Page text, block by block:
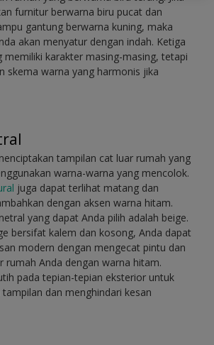
furnitur berwarna biru pucat dan
gantung berwarna kuning, maka
akan menyatur dengan indah. Ketiga
memiliki karakter masing-masing, tetapi
skema warna yang harmonis jika
tampilan cat luar rumah yang
warna-warna yang mencolok.
juga dapat terlihat matang dan
dengan aksen warna hitam.
yang dapat Anda pilih adalah beige.
bersifat kalem dan kosong, Anda dapat
modern dengan mengecat pintu dan
rumah Anda dengan warna hitam.
pada tepian-tepian eksterior untuk
dan menghindari kesan